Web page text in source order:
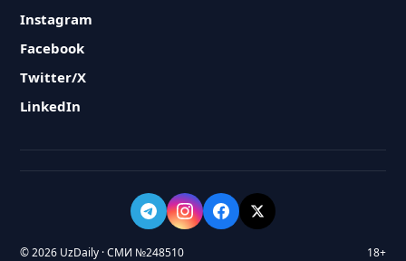
Instagram
Facebook
Twitter/X
LinkedIn
© 2026 UzDaily · СМИ №248510 18+